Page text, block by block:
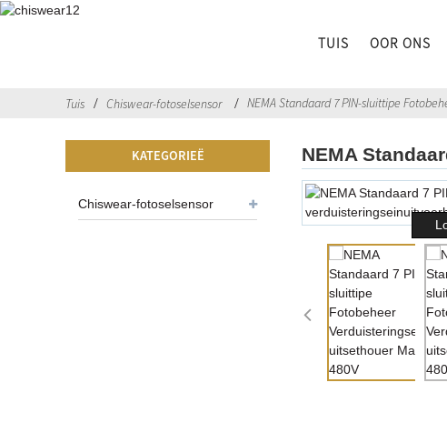
TUIS OOR ONS
Tuis Chiswear-fotoselsensor NEMA Standaard 7 PIN-sluittipe
KATEGORIEË
Chiswear-fotoselsensor
NEMA